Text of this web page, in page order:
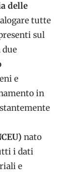
delle
tutte
sul
e
in
nato
i dati
e